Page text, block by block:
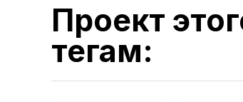
Проект
тегам: